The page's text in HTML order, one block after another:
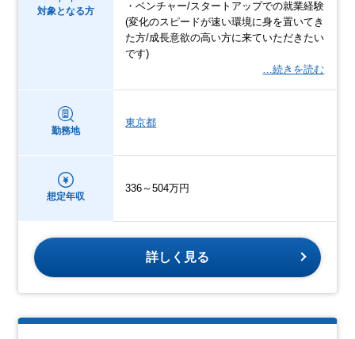
対象となる方
・ベンチャー/スタートアップでの就業経験
(変化のスピードが速い環境に身を置いてき
た方/成長意欲の高い方に来ていただきたい
です)
…続きを読む
勤務地
東京都
想定年収
336～504万円
詳しく見る